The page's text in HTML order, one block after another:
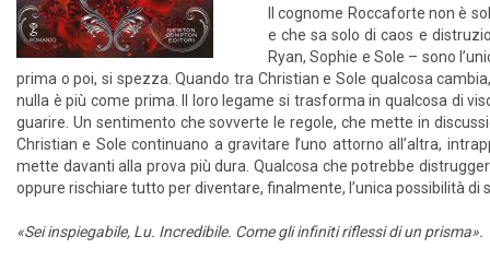
Il cognome Roccaforte non è
e che sa solo di caos e
Ryan, Sophie e Sole – sono
prima o poi, si spezza. Quando tra Christian e Sole qualcosa
nulla è più come prima. Il loro legame si trasforma in qualcosa di
guarire. Un sentimento che sovverte le regole, che mette in
Christian e Sole continuano a gravitare l’uno attorno all’altra,
mette davanti alla prova più dura. Qualcosa che potrebbe
oppure rischiare tutto per diventare, finalmente, l’unica possibilità di
«Sei inspiegabile, Lu. Incredibile. Come gli infiniti riflessi di un prisma».